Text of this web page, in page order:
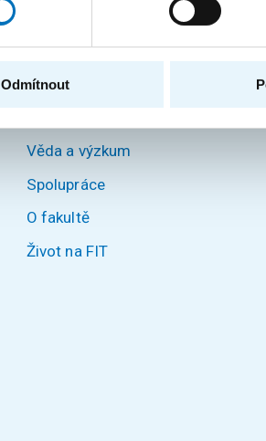
Odmítnout
Úvod
Uchazeči
Věda a výzkum
Spolupráce
O fakultě
Život na FIT